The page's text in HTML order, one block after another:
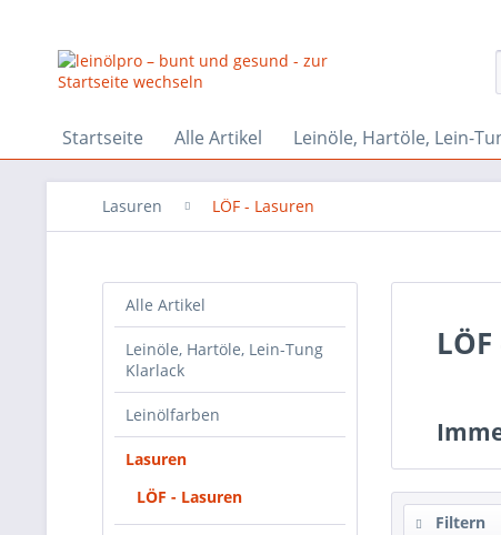
Startseite Alle Artikel Leinöle, Hartöle, Lein-
Lasuren LÖF - Lasuren
Alle Artikel
Leinöle, Hartöle, Lein-Tung
Klarlack
Leinölfarben
Lasuren
LÖF - Lasuren
Filtern